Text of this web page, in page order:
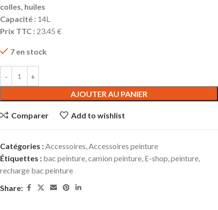
colles, huiles
Capacité : 14L
Prix TTC : 23.45 €
7 en stock
AJOUTER AU PANIER
Comparer Add to wishlist
Catégories :Accessoires,Accessoires peinture
Étiquettes : bac peinture,camion peinture, E-shop,peinture,
recharge bac peinture
Share: